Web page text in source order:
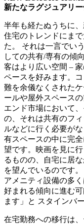
新たなラグジュアリ
半年も経たぬうちに、
住宅のトレンドにま
た。 それは一言でい
しての共有/専有の傾
客はより広い空間 –
ペースを好みます。
難を余儀なくされたケ
ールや屋外スペース
エンド市場において、
の、 それは共有のフ
ルなどに行 く必要が
有スペースの中に完
望です。映画を見に
るものの、
自宅に居
を望んでいるのです
アメニティ設備の多く
好まれる傾向に進む
ます」と スタインバ
在宅勤務への移行は、